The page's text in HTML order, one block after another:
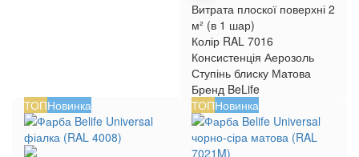
Витрата плоскої поверхні 2
м² (в 1 шар)
Колір RAL 7016
Консистенція Аерозоль
Ступінь блиску Матова
Бренд BeLife
ТОПНовинка ТОПНовинка